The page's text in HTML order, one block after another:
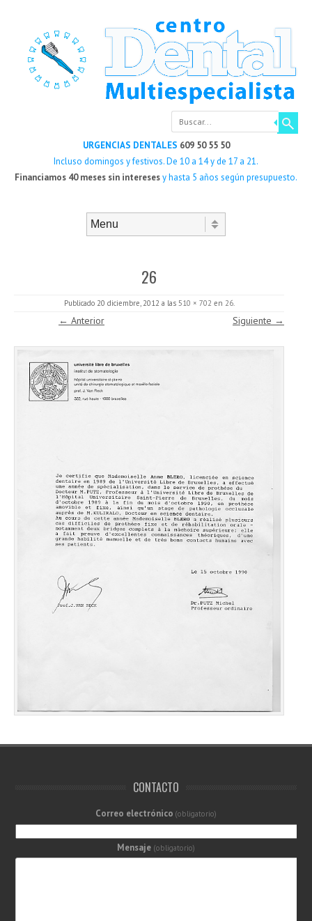
Buscar
URGENCIAS DENTALES 609 50 55 50
Incluso domingos y festivos. De 10 a 14 y de 17 a 21.
Financiamos 40 meses sin interesesy hasta 5 años según presupuesto.
26
Publicado 20 diciembre, 2012 a las 510 × 702 en 26.
← Anterior Siguiente →
CONTACTO
Correo electrónico (obligatorio)
Mensaje (obligatorio)